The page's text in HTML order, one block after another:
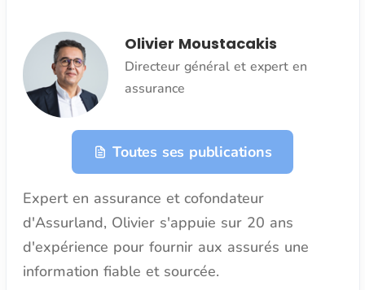
Olivier Moustacakis
Directeur général et expert en
assurance
Toutes ses publications
Expert en assurance et cofondateur
d'Assurland, Olivier s'appuie sur 20 ans
d'expérience pour fournir aux assurés une
information fiable et sourcée.